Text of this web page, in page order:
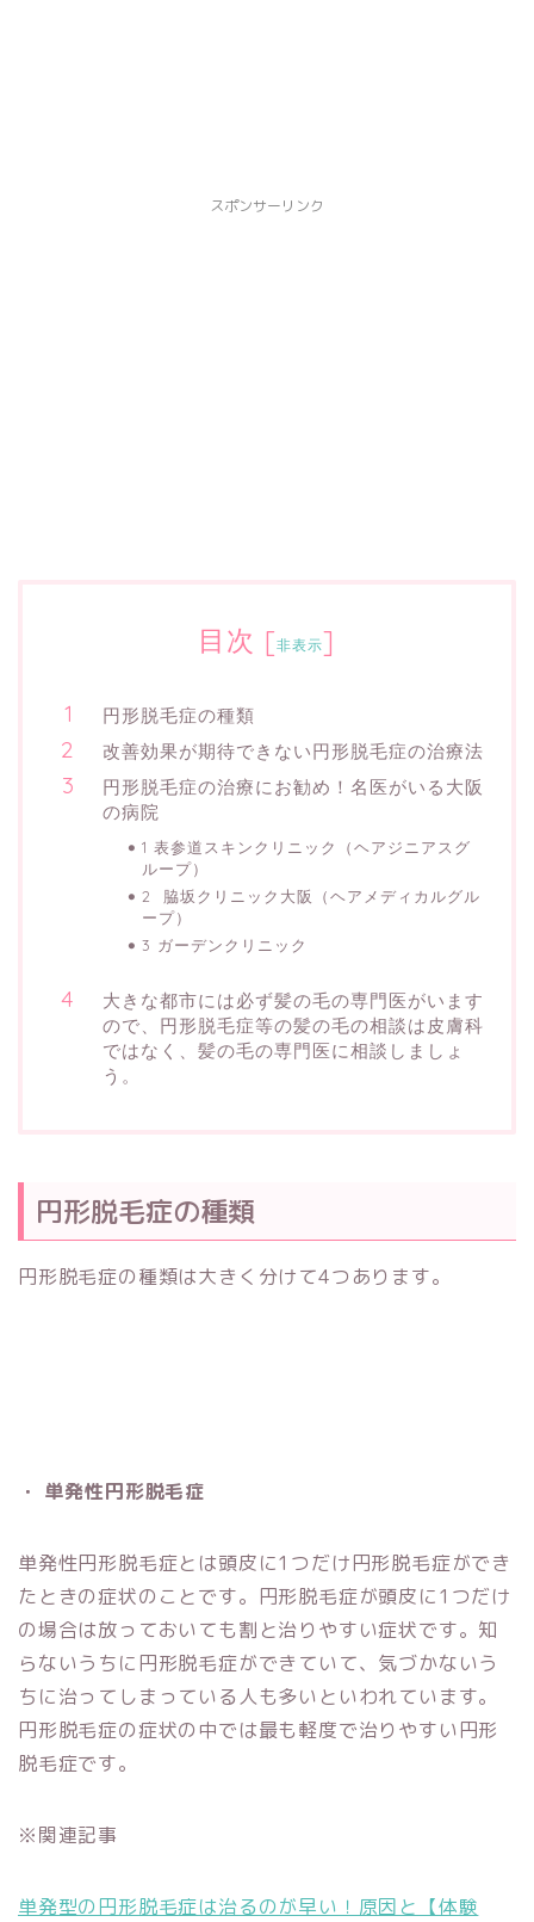
スポンサーリンク
目次 [非表示]
円形脱毛症の種類
改善効果が期待できない円形脱毛症の治療法
円形脱毛症の治療にお勧め！名医がいる大阪
の病院
1 表参道スキンクリニック（ヘアジニアスグ
ループ）
2 脇坂クリニック大阪（ヘアメディカルグル
ープ）
3 ガーデンクリニック
大きな都市には必ず髪の毛の専門医がいます
ので、円形脱毛症等の髪の毛の相談は皮膚科
ではなく、髪の毛の専門医に相談しましょ
う。
円形脱毛症の種類
円形脱毛症の種類は大きく分けて4つあります。
・ 単発性円形脱毛症
単発性円形脱毛症とは頭皮に1つだけ円形脱毛症ができ
たときの症状のことです。円形脱毛症が頭皮に1つだけ
の場合は放っておいても割と治りやすい症状です。知
らないうちに円形脱毛症ができていて、気づかないう
ちに治ってしまっている人も多いといわれています。
円形脱毛症の症状の中では最も軽度で治りやすい円形
脱毛症です。
※関連記事
単発型の円形脱毛症は治るのが早い！原因と【体験